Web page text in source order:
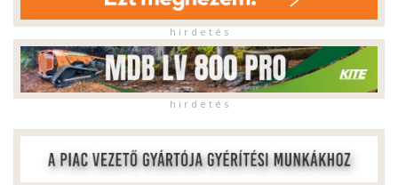
h i r d e t é s
h i r d e t é s